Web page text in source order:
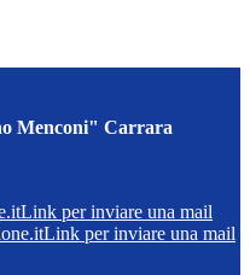
Menconi" Carrara
Link per inviare una mail
Link per inviare una mail